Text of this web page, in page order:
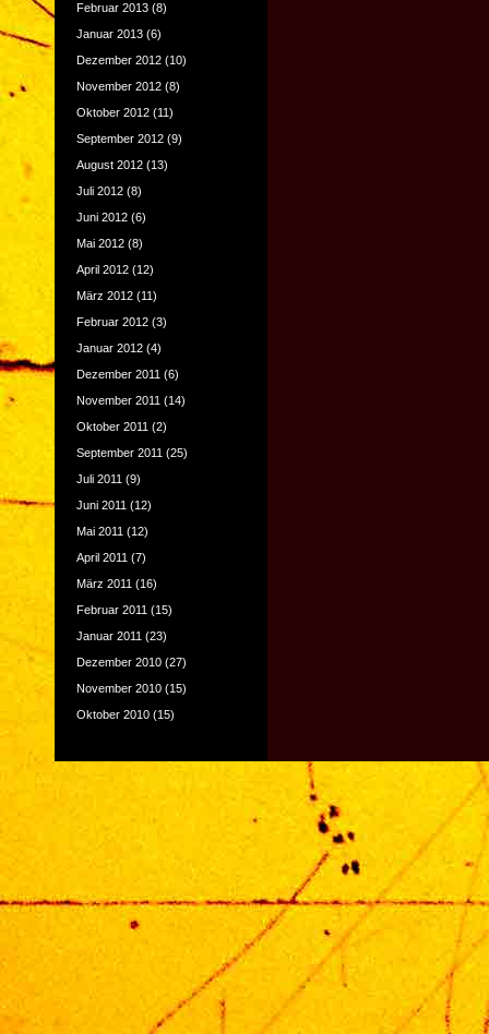
Februar 2013 (8)
Januar 2013 (6)
Dezember 2012 (10)
November 2012 (8)
Oktober 2012 (11)
September 2012 (9)
August 2012 (13)
Juli 2012 (8)
Juni 2012 (6)
Mai 2012 (8)
April 2012 (12)
März 2012 (11)
Februar 2012 (3)
Januar 2012 (4)
Dezember 2011 (6)
November 2011 (14)
Oktober 2011 (2)
September 2011 (25)
Juli 2011 (9)
Juni 2011 (12)
Mai 2011 (12)
April 2011 (7)
März 2011 (16)
Februar 2011 (15)
Januar 2011 (23)
Dezember 2010 (27)
November 2010 (15)
Oktober 2010 (15)